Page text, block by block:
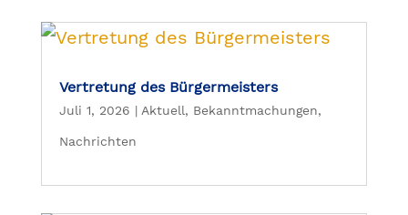
Vertretung des Bürgermeisters
Juli 1, 2026 | Aktuell, Bekanntmachungen,
Nachrichten